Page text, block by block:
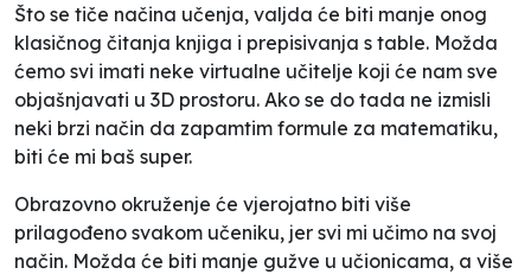
Što se tiče načina učenja, valjda će biti manje onog
klasičnog čitanja knjiga i prepisivanja s table. Možda
ćemo svi imati neke virtualne učitelje koji će nam sve
objašnjavati u 3D prostoru. Ako se do tada ne izmisli
neki brzi način da zapamtim formule za matematiku,
biti će mi baš super.
Obrazovno okruženje će vjerojatno biti više
prilagođeno svakom učeniku, jer svi mi učimo na svoj
način. Možda će biti manje gužve u učionicama, a više